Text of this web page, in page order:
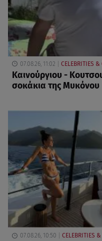
07.08.26, 11:02 CELEBRITIES
Καινούργιου -
σοκάκια της Μυκόνου
07.08.26, 10:50 CELEBRITIES